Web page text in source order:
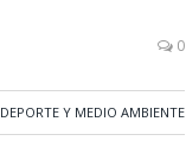
0
DEPORTE Y MEDIO AMBIENTE